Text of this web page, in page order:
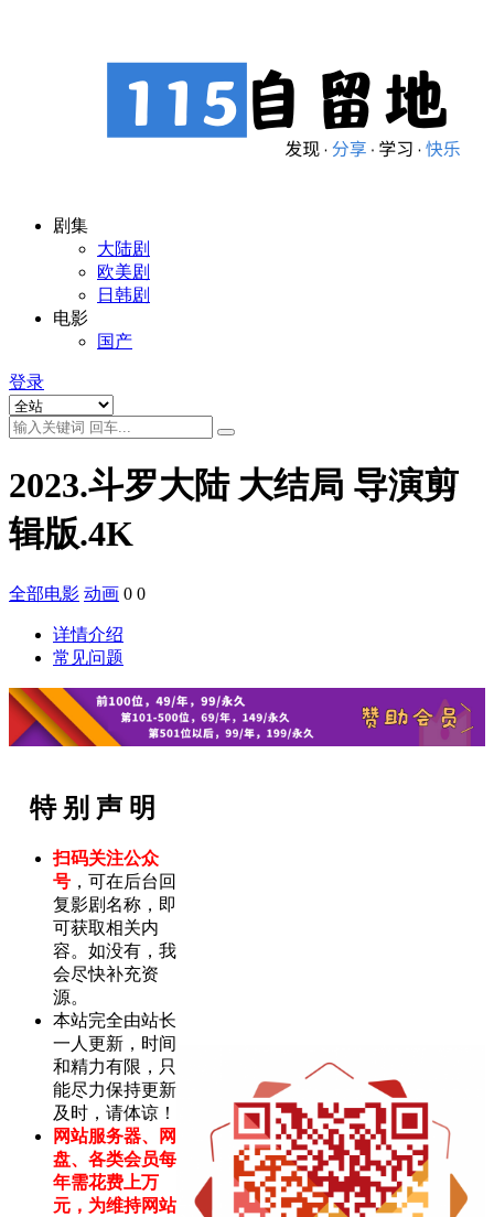
剧集
大陆剧
欧美剧
日韩剧
电影
国产
登录
2023.斗罗大陆 大结局 导演剪
辑版.4K
全部电影 动画 0 0
详情介绍
常见问题
特 别 声 明
扫码关注公众
号 ，可在后台回
复影剧名称，即
可获取相关内
容。如没有，我
会尽快补充资
源。
本站完全由站长
一人更新，时间
和精力有限，只
能尽力保持更新
及时，请体谅！
网站服务器、网
盘、各类会员每
年需花费上万
元，为维持网站